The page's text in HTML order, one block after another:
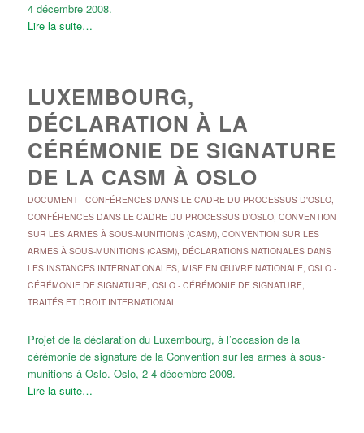
4 décembre 2008.
Lire la suite…
LUXEMBOURG,
DÉCLARATION À LA
CÉRÉMONIE DE SIGNATURE
DE LA CASM À OSLO
DOCUMENT- CONFÉRENCES DANS LE CADRE DU PROCESSUS D'OSLO,
CONFÉRENCES DANS LE CADRE DU PROCESSUS D'OSLO, CONVENTION
SUR LES ARMES À SOUS-MUNITIONS (CASM), CONVENTION SUR LES
ARMES À SOUS-MUNITIONS (CASM), DÉCLARATIONS NATIONALES DANS
LES INSTANCES INTERNATIONALES, MISE EN ŒUVRE NATIONALE, OSLO -
CÉRÉMONIE DE SIGNATURE, OSLO - CÉRÉMONIE DE SIGNATURE,
TRAITÉS ET DROIT INTERNATIONAL
Projet de la déclaration du Luxembourg, à l’occasion de la
cérémonie de signature de la Convention sur les armes à sous-
munitions à Oslo. Oslo, 2-4 décembre 2008.
Lire la suite…